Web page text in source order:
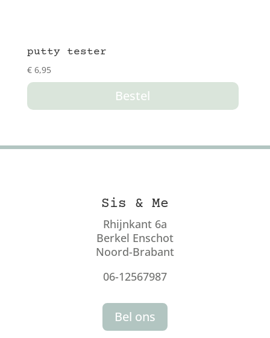
putty tester
€6,95
Bestel
Sis & Me
Rhijnkant 6a
Berkel Enschot
Noord-Brabant
06-12567987
Bel ons